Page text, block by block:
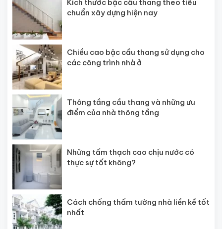
Kích thước bậc cầu thang theo tiêu
chuẩn xây dựng hiện nay
Chiều cao bậc cầu thang sử dụng cho
các công trình nhà ở
Thông tầng cầu thang và những ưu
điểm của nhà thông tầng
Những tấm thạch cao chịu nước có
thực sự tốt không?
Cách chống thấm tường nhà liền kề tốt
nhất